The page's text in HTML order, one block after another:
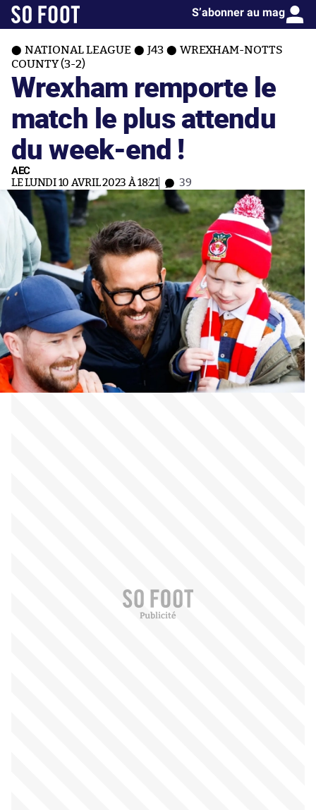
S’abonner au mag
NATIONAL LEAGUE J43
WREXHAM-NOTTS
COUNTY (3-2)
Wrexham remporte le
match le plus attendu
du week-end !
AEC
LE LUNDI 10 AVRIL 2023 À 18:21 39